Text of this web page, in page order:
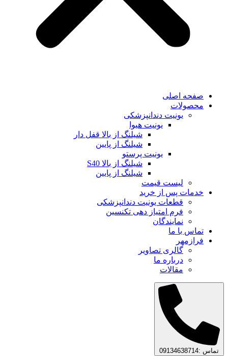
صفحه اصلی
محصولات
یونیت دندانپزشکی
یونیت هیوا
شیلنگ از بالا قفل دار
شیلنگ از پایین
یونیت پرستو
شیلنگ از بالا S40
شیلنگ از پایین
لیست قیمت
خدمات پس از خرید
قطعات یونیت دندانپزشکی
فرم امتیاز دهی تکنسین
نمایندگان
تماس با ما
فرازمهر
گالری تصاویر
درباره ما
مقالات
تماس :09134638714